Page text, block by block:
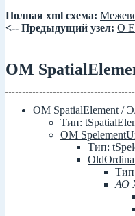
Полная xml схема:
<-- Предыдущий узел: О
ОМ
ОМ SpatialElement /
Тип:
ОМ
Тип:
АО